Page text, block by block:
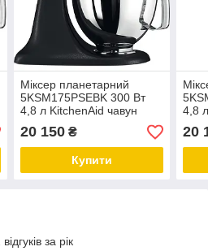
Міксер планетарний
5KSM175PSEBK 300 Вт
4,8 л KitchenAid чавун
20 150₴
Купити
4,8
20
за рік